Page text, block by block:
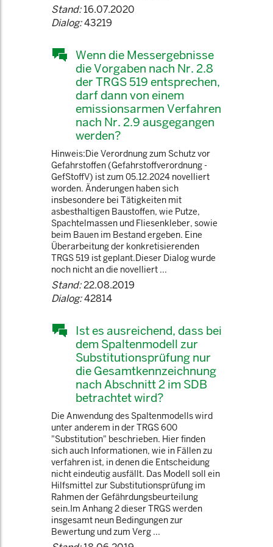
Stand:16.07.2020
Dialog:43219
Wenn die Messergebnisse
die Vorgaben nach Nr. 2.8
der TRGS 519 entsprechen,
darf dann von einem
emissionsarmen Verfahren
nach Nr. 2.9 ausgegangen
werden?
Hinweis:Die Verordnung zum Schutz vor
Gefahrstoffen (Gefahrstoffverordnung -
GefStoffV) ist zum 05.12.2024 novelliert
worden. Änderungen haben sich
insbesondere bei Tätigkeiten mit
asbesthaltigen Baustoffen, wie Putze,
Spachtelmassen und Fliesenkleber, sowie
beim Bauen im Bestand ergeben. Eine
Überarbeitung der konkretisierenden
TRGS 519 ist geplant.Dieser Dialog wurde
noch nicht an die novelliert ...
Stand:22.08.2019
Dialog:42814
Ist es ausreichend, dass bei
dem Spaltenmodell zur
Substitutionsprüfung nur
die Gesamtkennzeichnung
nach Abschnitt 2 im SDB
betrachtet wird?
Die Anwendung des Spaltenmodells wird
unter anderem in der TRGS 600
"Substitution" beschrieben. Hier finden
sich auch Informationen, wie in Fällen zu
verfahren ist, in denen die Entscheidung
nicht eindeutig ausfällt. Das Modell soll ein
Hilfsmittel zur Substitutionsprüfung im
Rahmen der Gefährdungsbeurteilung
sein.Im Anhang 2 dieser TRGS werden
insgesamt neun Bedingungen zur
Bewertung und zum Verg ...